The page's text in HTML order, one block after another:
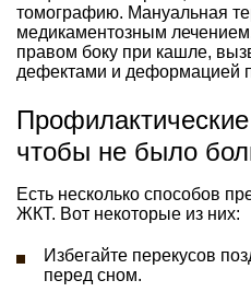
томографию. Мануальная
медикаментозным
правом боку при кашле,
дефектами и деформацией
чтобы не было
Есть несколько способов
ЖКТ. Вот некоторые из них:
Избегайте перекусов
перед сном.